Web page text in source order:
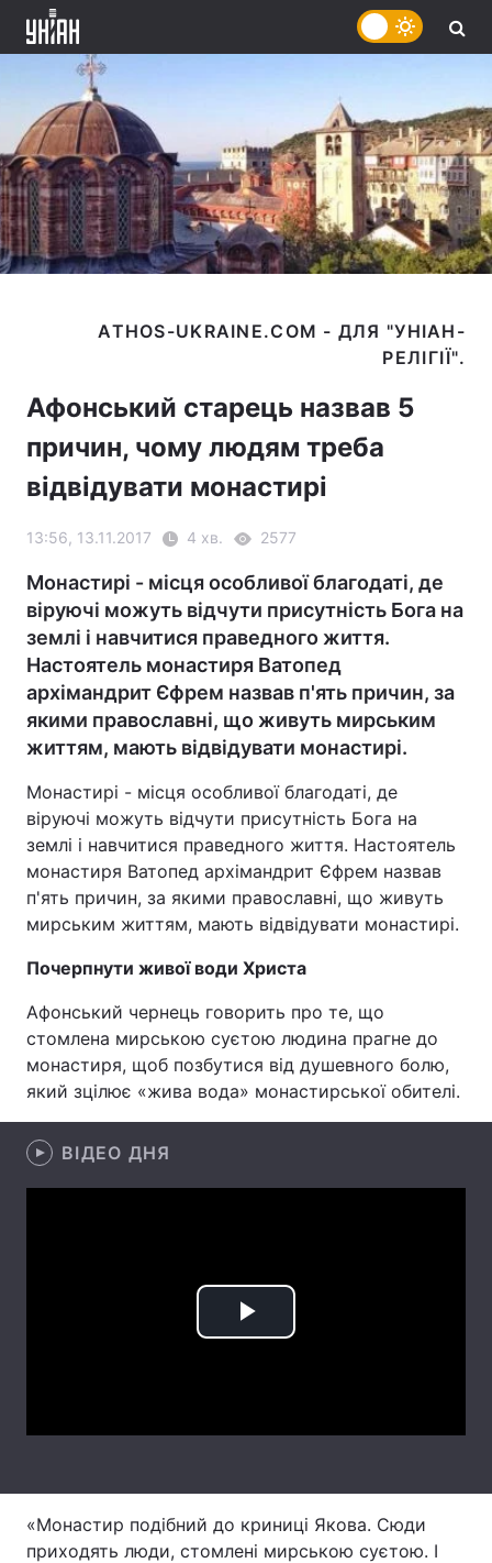
Війна
Україна Політика
Лонгріди
ATHOS-UKRAINE.COM - ДЛЯ "УНІАН-
Афонський старець назвав 5
причин, чому людям треба
відвідувати монастирі
13:56, 13.11.2017 4 хв. 2577
Монастирі - місця особливої благодаті, де
віруючі можуть відчути присутність Бога на
землі і навчитися праведного життя.
Настоятель монастиря Ватопед
архімандрит Єфрем назвав п'ять причин, за
якими православні, що живуть мирським
життям, мають відвідувати монастирі.
Монастирі - місця особливої благодаті, де
віруючі можуть відчути присутність Бога на
землі і навчитися праведного життя. Настоятель
монастиря Ватопед архімандрит Єфрем назвав
п'ять причин, за якими православні, що живуть
мирським життям, мають відвідувати монастирі.
Почерпнути живої води Христа
Афонський чернець говорить про те, що
стомлена мирською суєтою людина прагне до
монастиря, щоб позбутися від душевного болю,
який зцілює «жива вода» монастирської обителі.
ВІДЕО ДНЯ
Play
«Монастир подібний до криниці Якова. Сюди
приходять люди, стомлені мирською суєтою. І